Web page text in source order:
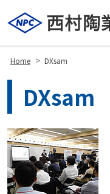
Home > DXsam
DXsam
Site
Footer